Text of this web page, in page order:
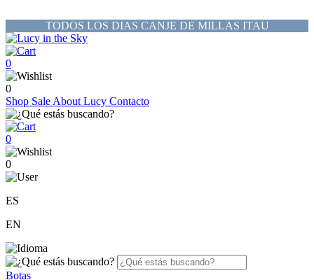
TODOS LOS DIAS CANJE DE MILLAS ITAU
0
0
Shop Sale About Lucy Contacto
0
0
ES
EN
Botas